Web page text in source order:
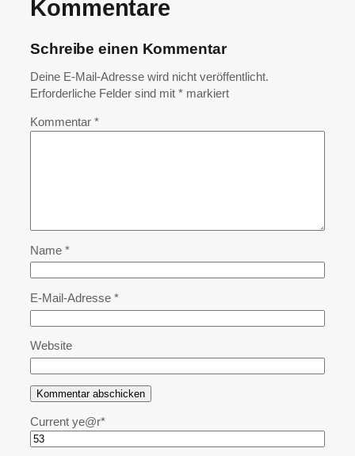
Kommentare
Schreibe einen Kommentar
Deine E-Mail-Adresse wird nicht veröffentlicht.
Erforderliche Felder sind mit * markiert
Kommentar *
Name *
E-Mail-Adresse *
Website
Current ye@r*